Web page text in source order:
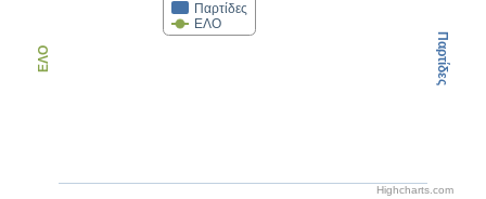
Παρτίδες
ΕΛΟ
ΕΛΟ Παρτίδες
Highcharts.com